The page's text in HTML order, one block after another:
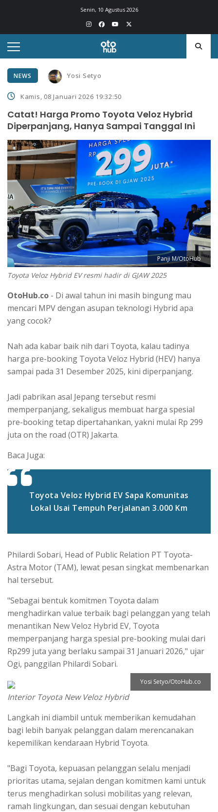
Senin, 10 Agustus 2026
NEWS Yosi Setyo
Kamis, 08 Januari 2026 19:32:50
Catat! Harga Promo Toyota Veloz Hybrid
Diperpanjang, Hanya Sampai Tanggal Ini
Panji M/OtoHub
Toyota Veloz Hybrid EV resmi hadir di GJAW 2025
OtoHub.co - Di awal tahun ini masih bingung mau
mencari MPV dengan asupan teknologi Hybrid apa
yang cocok?
Nah ada kabar baik nih dari Toyota, kalau tadinya
harga pre-booking Toyota Veloz Hybrid (HEV) hanya
sampai pada 31 Desember 2025, kini diperpanjang.
Jadi pabrikan asal Jepang tersebut resmi
memperpanjang, sekaligus membuat harga spesial
pre-booking tetap dipertahankan, yakni mulai Rp 299
juta on the road (OTR) Jakarta.
Baca Juga:
Toyota Veloz Hybrid EV Sapa Komunitas
Lokal Usai Tempuh Perjalanan 3.000 Km
Philardi Sobari, Head of Public Relation PT Toyota-
Astra Motor (TAM), lewat pesan singkat membenarkan
hal tersebut.
"Sebagai bentuk komitmen Toyota dalam
menghadirkan value terbaik bagi pelanggan yang telah
menantikan New Veloz Hybrid EV, Toyota
memperpanjang harga spesial pre-booking mulai dari
Rp299 juta yang berlaku sampai 31 Januari 2026," ujar
Ogi, panggilan Philardi Sobari.
Yosi Setyo/OtoHub.co
Interior Toyota New Veloz Hybrid
Langkah ini diambil untuk memberikan kemudahan
bagi lebih banyak pelanggan dalam merencanakan
kepemilikan kendaraan Hybrid Toyota.
"Bagi Toyota, kepuasan pelanggan selalu menjadi
prioritas utama, sejalan dengan komitmen kami untuk
terus menghadirkan solusi mobilitas yang relevan,
ramah lingkungan, dan sesuai dengan kebutuhan